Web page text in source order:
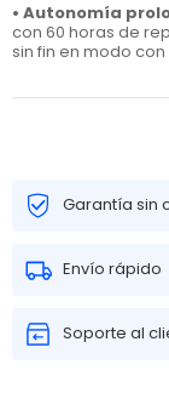
• Autonomía
con 60 horas de
sin fin en modo
Garantía sin
Envío rápido
Soporte al